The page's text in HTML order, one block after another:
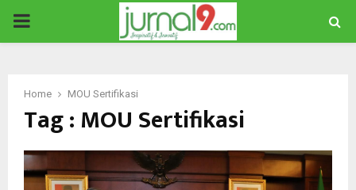
PRIMARY
Home MOU Sertifikasi
Tag : MOU Sertifikasi